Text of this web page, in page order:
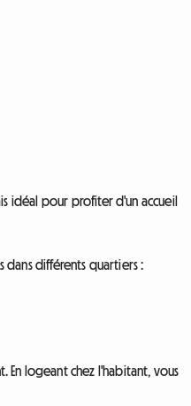
idéal pour profiter d'un accueil
dans différents quartiers :
logeant chez l'habitant, vous